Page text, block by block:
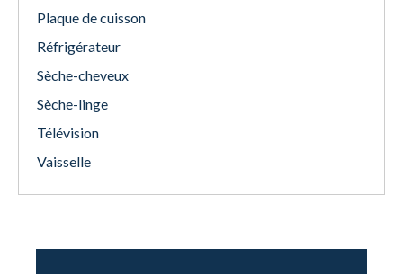
Plaque de cuisson
Réfrigérateur
Sèche-cheveux
Sèche-linge
Télévision
Vaisselle